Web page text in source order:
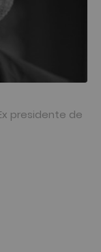
presidente de